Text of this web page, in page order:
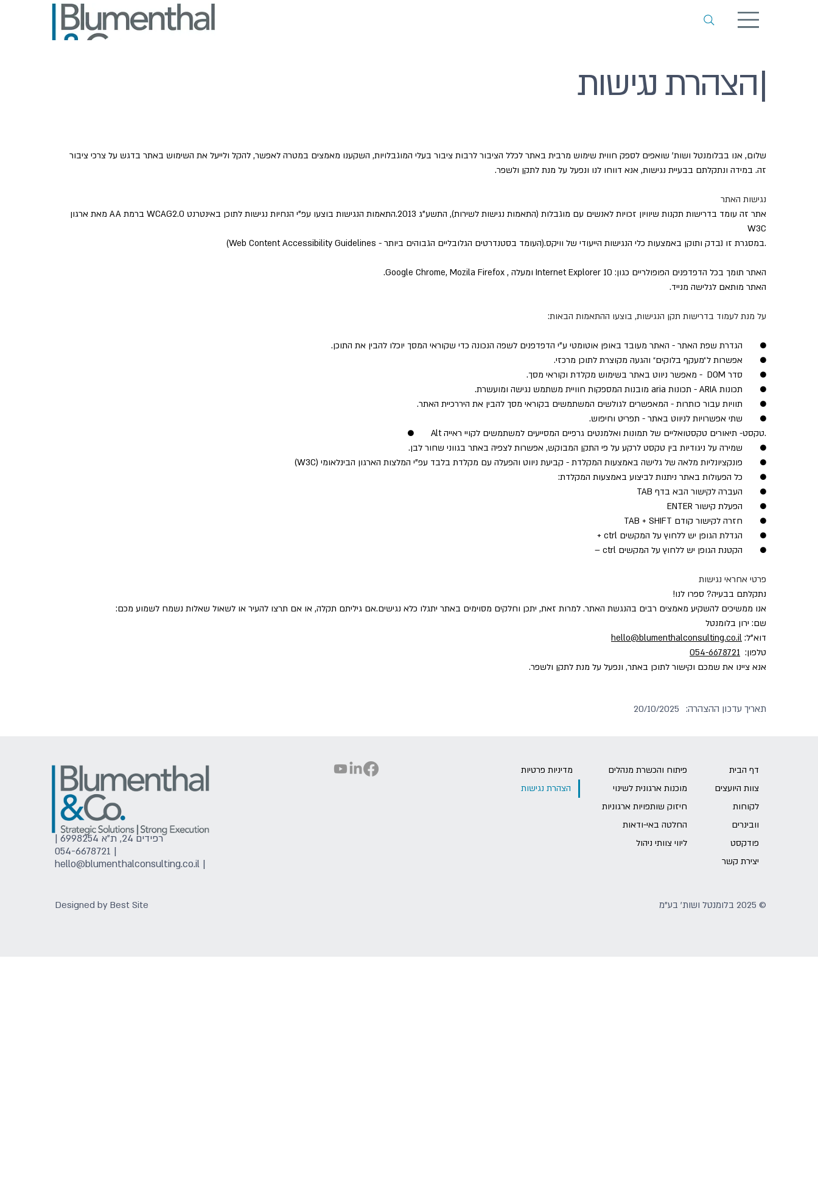
|הצהרת נגישות
שלום, אנו בבלומנטל ושות' שואפים לספק חווית שימוש מרבית באתר לכלל הציבור לרבות ציבור בעלי המוגבלויות, השקענו מאמצים במטרה לאפשר, להקל ולייעל את השימוש באתר בדגש על צרכי ציבור
זה. במידה ונתקלתם בבעיית נגישות, אנא דווחו לנו ונפעל על מנת לתקן ולשפר.
נגישות האתר
אתר זה עומד בדרישות תקנות שיוויון זכויות לאנשים עם מוגבלות (התאמות נגישות לשירות), התשע"ג 2013.התאמות הנגישות בוצעו עפ"י הנחיות נגישות לתוכן באינטרנט WCAG2.0 ברמת AA מאת ארגון
W3C
(Web Content Accessibility Guidelines - העומד בסטנדרטים הגלובליים הגבוהים ביותר).במסגרת זו נבדק ותוקן באמצעות כלי הנגישות הייעודי של וויקס.
האתר תומך בכל הדפדפנים הפופולריים כגון: Internet Explorer 10 ומעלה , Google Chrome, Mozila Firefox.
האתר מותאם לגלישה מנייד.
על מנת לעמוד בדרישות תקן הנגישות, בוצעו ההתאמות הבאות:
●       הגדרת שפת האתר - האתר מעובד באופן אוטומטי ע"י הדפדפנים לשפה הנכונה כדי שקוראי המסך יוכלו להבין את התוכן.
●       אפשרות ל״מעקף בלוקים״ והגעה מקוצרת לתוכן מרכזי.
●       סדר DOM  - מאפשר ניווט באתר בשימוש מקלדת וקוראי מסך.
●       תכונות ARIA - תכונות aria מובנות המספקות חוויית משתמש נגישה ומועשרת.
●       תוויות עבור כותרות - המאפשרים לגולשים המשתמשים בקוראי מסך להבין את היררכיית האתר.
●       שתי אפשרויות לניווט באתר - תפריט וחיפוש.
●       Alt טקסט- תיאורים טקסטואליים של תמונות ואלמנטים גרפיים המסייעים למשתמשים לקויי ראייה.
●       שמירה על ניגודיות בין טקסט לרקע על פי התקן המבוקש, אפשרות לצפיה באתר בגווני שחור לבן.​
●       פונקציונליות מלאה של גלישה באמצעות המקלדת - קביעת ניווט והפעלה עם מקלדת בלבד עפ"י המלצות הארגון הבינלאומי (W3C)
●       כל הפעולות באתר ניתנות לביצוע באמצעות המקלדת:
●       העברה לקישור הבא בדף TAB
●       הפעלת קישור ENTER
●       חזרה לקישור קודם TAB + SHIFT
●       הגדלת הגופן יש ללחוץ על המקשים ctrl +
●       הקטנת הגופן יש ללחוץ על המקשים ctrl –
פרטי אחראי נגישות
נתקלתם בבעיה? ספרו לנו!
אנו ממשיכים להשקיע מאמצים רבים בהנגשת האתר. למרות זאת, יתכן וחלקים מסוימים באתר יתגלו כלא נגישים.אם גיליתם תקלה, או אם תרצו להעיר או לשאול שאלות נשמח לשמוע מכם:
שם: ירון בלומנטל
דוא"ל: hello@blumenthalconsulting.co.il
טלפון: 054-6678721
אנא ציינו את שמכם וקישור לתוכן באתר, ונפעל על מנת לתקן ולשפר.
תאריך עדכון ההצהרה: 20/10/2025
דף הבית
צוות היועצים
לקוחות
וובינרים
פודקסט
יצירת קשר
פיתוח והכשרת מנהלים
מוכנות ארגונית לשינוי
חיזוק שותפויות ארגוניות
החלטה באי-ודאות
ליווי צוותי ניהול
מדיניות פרטיות
הצהרת נגישות
רפידים 24, ת"א 6998254 |
|
054-6678721
|
hello@blumenthalconsulting.co.il
© 2025 בלומנטל ושות' בע"מ Designed byBest Site